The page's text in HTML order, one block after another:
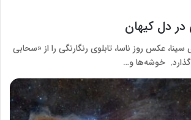
دل کیهان
عکس روز ناسا، تابلوی رنگارنگی را از «سحابی
خوشه‌ها و…